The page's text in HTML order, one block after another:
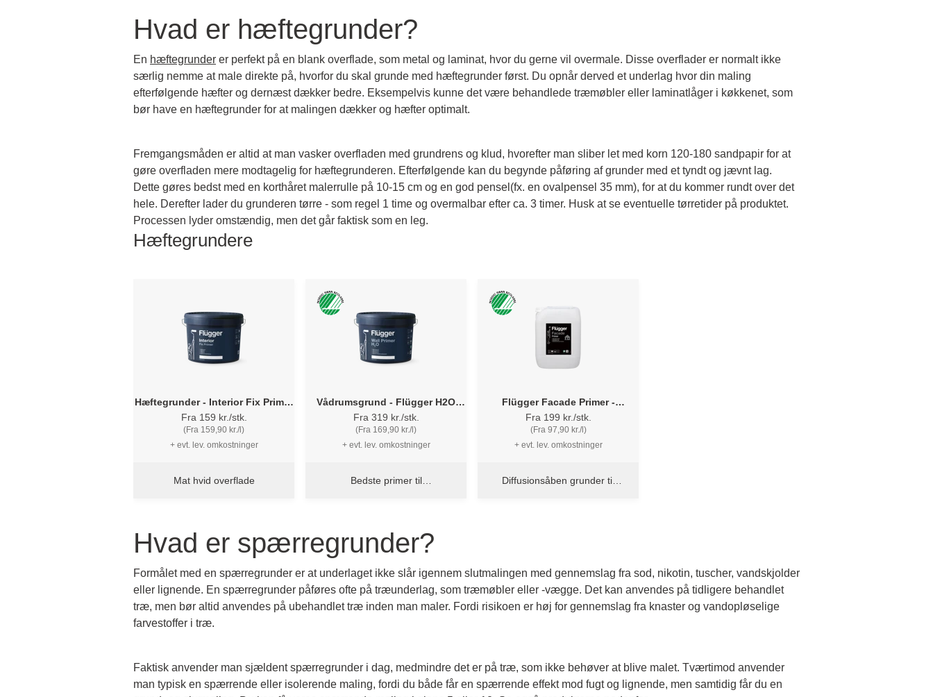
Hvad er hæftegrunder?
En hæftegrunder er perfekt på en blank overflade, som metal og laminat, hvor du gerne vil overmale. Disse overflader er normalt ikke
særlig nemme at male direkte på, hvorfor du skal grunde med hæftegrunder først. Du opnår derved et underlag hvor din maling
efterfølgende hæfter og dernæst dækker bedre. Eksempelvis kunne det være behandlede træmøbler eller laminatlåger i køkkenet, som
bør have en hæftegrunder for at malingen dækker og hæfter optimalt.
Fremgangsmåden er altid at man vasker overfladen med grundrens og klud, hvorefter man sliber let med korn 120-180 sandpapir for at
gøre overfladen mere modtagelig for hæftegrunderen. Efterfølgende kan du begynde påføring af grunder med et tyndt og jævnt lag.
Dette gøres bedst med en korthåret malerrulle på 10-15 cm og en god pensel(fx. en ovalpensel 35 mm), for at du kommer rundt over det
hele. Derefter lader du grunderen tørre - som regel 1 time og overmalbar efter ca. 3 timer. Husk at se eventuelle tørretider på produktet.
Processen lyder omstændig, men det går faktisk som en leg.
Hæftegrundere
Hæftegrunder - Interior Fix Primer
Flügger
Fra 159 kr./stk.
(Fra 159,90 kr./l)
+ evt. lev. omkostninger
Mat hvid overflade
Vådrumsgrund - Flügger H2O
Grundmaling
Fra 319 kr./stk.
(Fra 169,90 kr./l)
+ evt. lev. omkostninger
Bedste primer til
Flügger Facade Primer -
Facadegrunder
Fra 199 kr./stk.
(Fra 97,90 kr./l)
+ evt. lev. omkostninger
Diffusionsåben grunder til
Hvad er spærregrunder?
Formålet med en spærregrunder er at underlaget ikke slår igennem slutmalingen med gennemslag fra sod, nikotin, tuscher, vandskjolder
eller lignende. En spærregrunder påføres ofte på træunderlag, som træmøbler eller -vægge. Det kan anvendes på tidligere behandlet
træ, men bør altid anvendes på ubehandlet træ inden man maler. Fordi risikoen er høj for gennemslag fra knaster og vandopløselige
farvestoffer i træ.
Faktisk anvender man sjældent spærregrunder i dag, medmindre det er på træ, som ikke behøver at blive malet. Tværtimod anvender
man typisk en spærrende eller isolerende maling, fordi du både får en spærrende effekt mod fugt og lignende, men samtidig får du en